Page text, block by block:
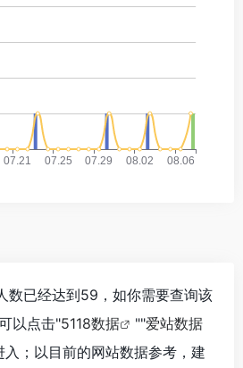
数已经达到59，如你需要查询该
以点击"5118数据 ""爱站数据
入；以目前的网站数据参考，建